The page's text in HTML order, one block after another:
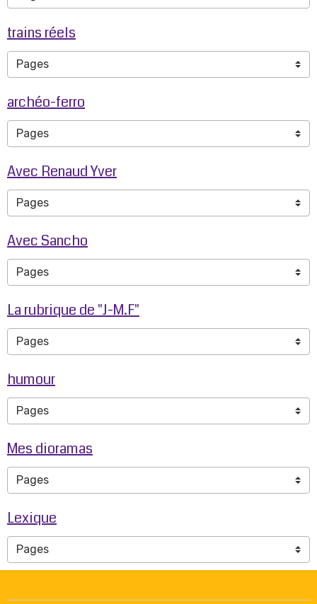
trains réels
archéo-ferro
Avec Renaud Yver
Avec Sancho
La rubrique de "J-M.F"
humour
Mes dioramas
Lexique